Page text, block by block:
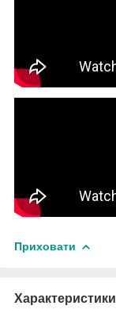
Приховати
Характеристики